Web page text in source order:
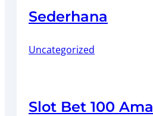
Sederhana
Uncategorized
Slot Bet 100